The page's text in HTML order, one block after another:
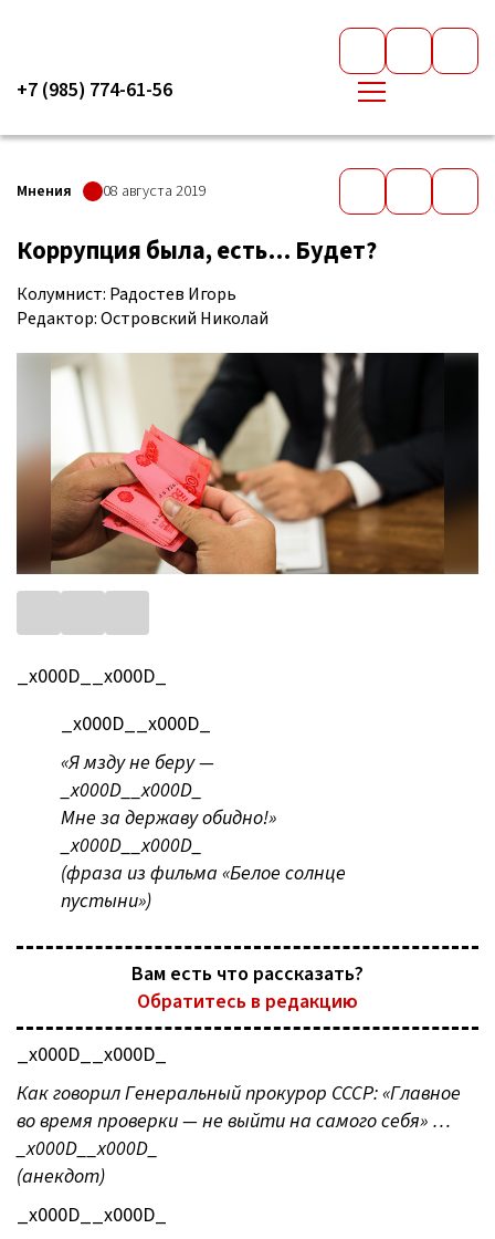
+7 (985) 774-61-56
Мнения 08 августа 2019
Коррупция была, есть… Будет?
Колумнист: Радостев Игорь
Редактор: Островский Николай
_x000D__x000D_
_x000D__x000D_
«Я мзду не беру —
_x000D__x000D_
Мне за державу обидно!»
_x000D__x000D_
(фраза из фильма «Белое солнце
пустыни»)
_x000D__x000D_
Как говорил Генеральный прокурор СССР: «Главное
во время проверки — не выйти на самого себя» …
_x000D__x000D_
(анекдот)
_x000D__x000D_
Вам есть что рассказать?
Обратитесь в редакцию